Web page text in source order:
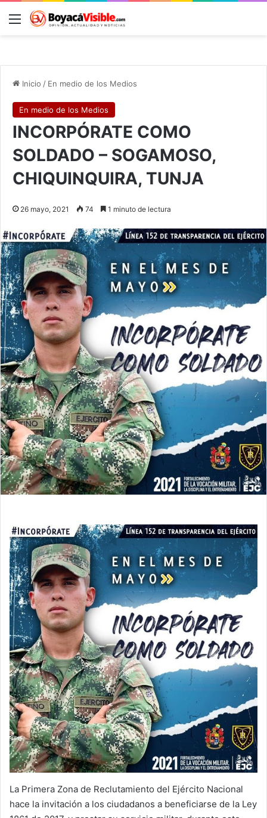
Menú
Inicio / En medio de los Medios
En medio de los Medios
INCORPÓRATE COMO
SOLDADO – SOGAMOSO,
CHIQUINQUIRA, TUNJA
26 mayo, 2021 74 1 minuto de lectura
La Primera Zona de Reclutamiento del Ejército Nacional
hace la invitación a los ciudadanos a beneficiarse de la Ley